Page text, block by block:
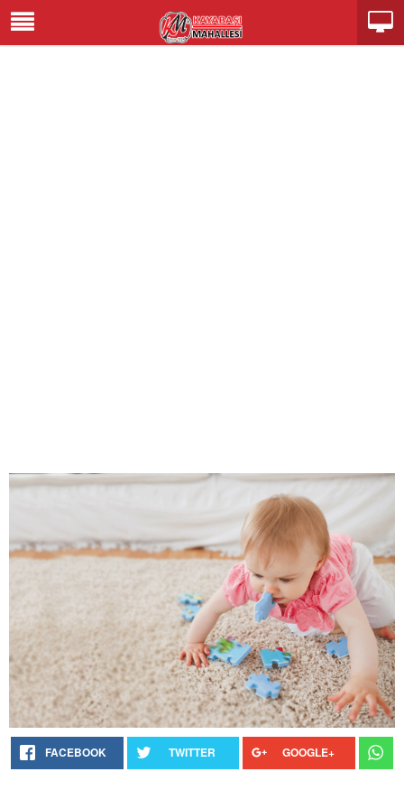
FACEBOOK TWITTER GOOGLE+